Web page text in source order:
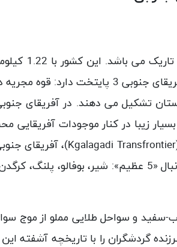
میلیون نفر جمعیت در جنوب آفریقا و در سواحل دو اقیانوس اطلس و هند
80% جمعیت این کشور را سیاه پوستان تشکیل می دهند.
زیبا در کنار موجودات آفریقایی
Kgalagadi Transfrontier)، آفریقای
از پارک های بازی و اقامتگاه های دنیاست. علاقه مندان به حیات وحش از سرتاسر جهان
و سواحل طلایی مملو از موج
گردشگران را با تاریخچه آشفته